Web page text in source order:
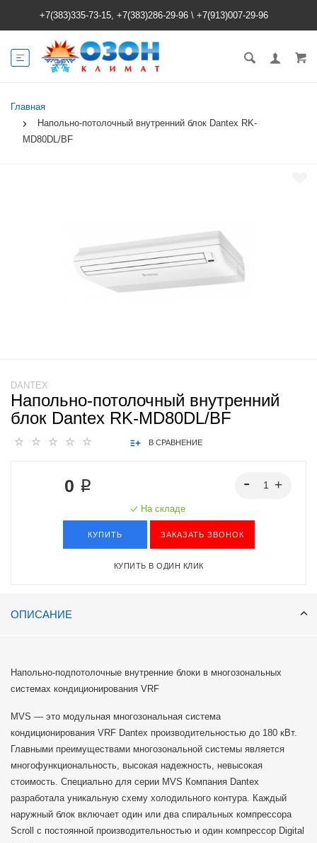
+7(383)335-73-15, +7(383)286-29-96 \ +7(913)007-29-96
Главная
Напольно-потолочный внутренний блок Dantex RK-
MD80DL/BF
DANTEX
Напольно-потолочный внутренний
блок Dantex RK-MD80DL/BF
В СРАВНЕНИЕ
0 ₽
На складе
КУПИТЬ ЗАКАЗАТЬ ЗВОНОК
КУПИТЬ В ОДИН КЛИК
ОПИСАНИЕ
Напольно-подпотолочные внутренние блоки в многозональных
системах кондиционирования VRF
MVS — это модульная многозональная система
кондиционирования VRF Dantex производительностью до 180 кВт.
Главными преимуществами многозональной системы является
многофункциональность, высокая надежность, невысокая
стоимость. Специально для серии MVS Компания Dantex
разработала уникальную схему холодильного контура. Каждый
наружный блок включает один или два спиральных компрессора
Scroll с постоянной производительностью и один компрессор Digital